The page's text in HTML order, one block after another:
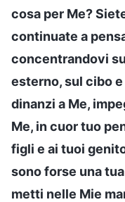
cosa per Me?
continuate a
concentrandovi
esterno, sul cibo
dinanzi a Me,
Me, in cuor tuo
figli e ai tuoi
sono forse una
metti nelle Mie